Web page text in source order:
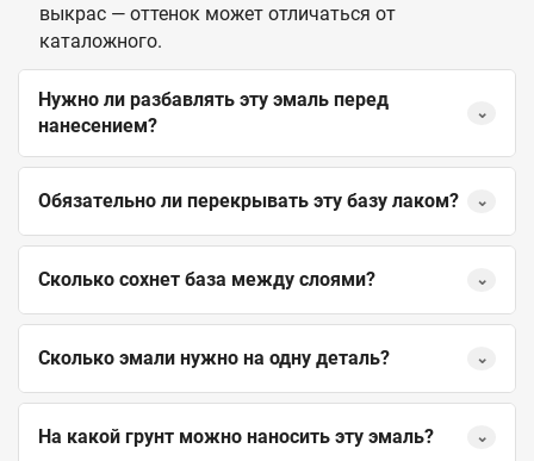
выкрас — оттенок может отличаться от
каталожного.
Нужно ли разбавлять эту эмаль перед
нанесением?
⌄
Обязательно ли перекрывать эту базу лаком? ⌄
Сколько сохнет база между слоями? ⌄
Сколько эмали нужно на одну деталь? ⌄
На какой грунт можно наносить эту эмаль? ⌄